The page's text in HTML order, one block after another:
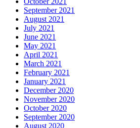
September 2021
August 2021
July 2021
June 2021
May 2021
April 2021
March 2021
February 2021
January 2021
December 2020
November 2020
October 2020
September 2020
August 2020